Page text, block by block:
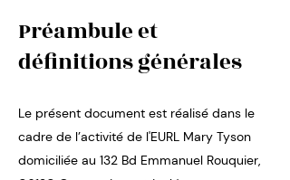
Préambule et
définitions générales
Le présent document est réalisé dans le
cadre de l’activité de l'EURL Mary Tyson
domiciliée au 132 Bd Emmanuel Rouquier,